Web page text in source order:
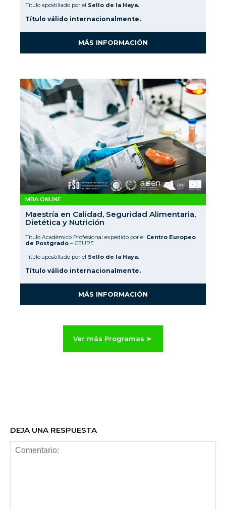
Título apostillado por el Sello de la Haya.
Título válido internacionalmente.
MÁS INFORMACIÓN
MBA ONLINE
Maestría en Calidad, Seguridad Alimentaria,
Dietética y Nutrición
Título Académico Profesional expedido por el Centro Europeo
de Postgrado – CEUPE.
Título apostillado por el Sello de la Haya.
Título válido internacionalmente.
MÁS INFORMACIÓN
Ver más Programas ►
DEJA UNA RESPUESTA